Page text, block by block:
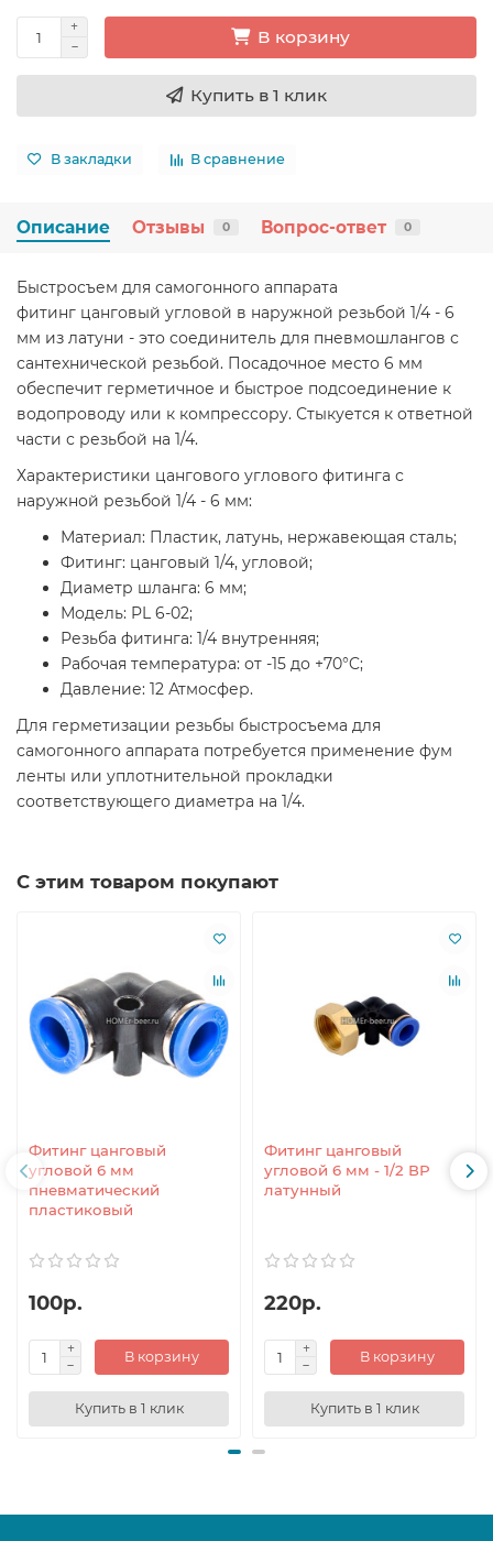
В корзину
Купить в 1 клик
В закладки В сравнение
Описание Отзывы 0 Вопрос-ответ 0
Быстросъем для самогонного аппарата
фитинг цанговый угловой в наружной резьбой 1/4 - 6
мм из латуни - это соединитель для пневмошлангов с
сантехнической резьбой. Посадочное место 6 мм
обеспечит герметичное и быстрое подсоединение к
водопроводу или к компрессору. Стыкуется к ответной
части с резьбой на 1/4.
Характеристики цангового углового фитинга с
наружной резьбой 1/4 - 6 мм:
Материал: Пластик, латунь, нержавеющая сталь;
Фитинг: цанговый 1/4, угловой;
Диаметр шланга: 6 мм;
Модель: PL 6-02;
Резьба фитинга: 1/4 внутренняя;
Рабочая температура: от -15 до +70°C;
Давление: 12 Атмосфер.
Для герметизации резьбы быстросъема для
самогонного аппарата потребуется применение фум
ленты или уплотнительной прокладки
соответствующего диаметра на 1/4.
С этим товаром покупают
Фитинг цанговый
угловой 6 мм
пневматический
пластиковый
100р.
В корзину
Купить в 1 клик
Фитинг цанговый
угловой 6 мм - 1/2 ВР
латунный
220р.
В корзину
Купить в 1 клик